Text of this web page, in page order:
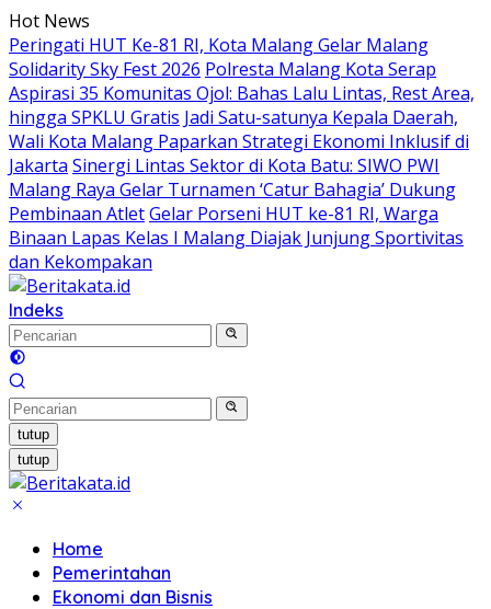
Langsung
ke
konten
Hot News
Peringati HUT Ke-81 RI, Kota Malang Gelar Malang
Solidarity Sky Fest 2026 Polresta Malang Kota Serap
Aspirasi 35 Komunitas Ojol: Bahas Lalu Lintas, Rest Area,
hingga SPKLU Gratis Jadi Satu-satunya Kepala Daerah,
Wali Kota Malang Paparkan Strategi Ekonomi Inklusif di
Jakarta Sinergi Lintas Sektor di Kota Batu: SIWO PWI
Malang Raya Gelar Turnamen ‘Catur Bahagia’ Dukung
Pembinaan AtletGelar Porseni HUT ke-81 RI, Warga
Binaan Lapas Kelas I Malang Diajak Junjung Sportivitas
dan Kekompakan
Indeks
tutup
tutup
Home
Pemerintahan
Ekonomi dan Bisnis